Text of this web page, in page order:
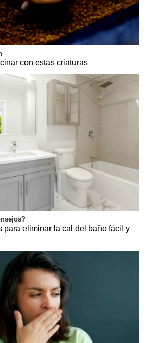
con estas criaturas
para eliminar la cal del baño fácil y